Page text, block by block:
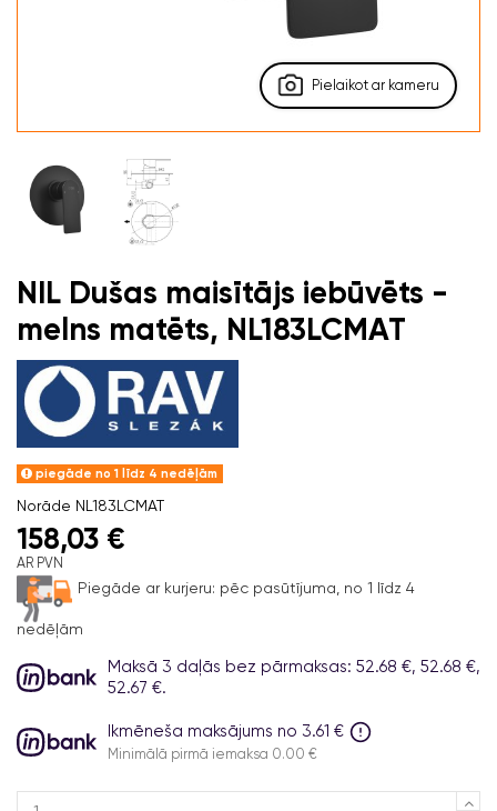
Pielaikot ar kameru
NIL Dušas maisītājs iebūvēts -
melns matēts, NL183LCMAT
piegāde no 1 līdz 4 nedēļām
Norāde NL183LCMAT
158,03 €
AR PVN
Piegāde ar kurjeru: pēc pasūtījuma, no 1 līdz 4
nedēļām
Maksā 3 daļās bez pārmaksas: 52.68 €, 52.68 €,
52.67 €.
Ikmēneša maksājums no 3.61 €
Minimālā pirmā iemaksa 0.00 €